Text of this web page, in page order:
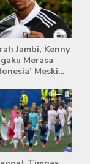
Jambi, Kenny
Merasa
Meski